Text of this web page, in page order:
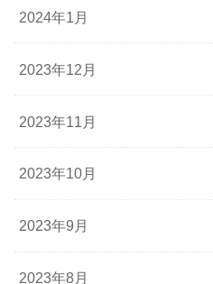
2024年1月
2023年12月
2023年11月
2023年10月
2023年9月
2023年8月